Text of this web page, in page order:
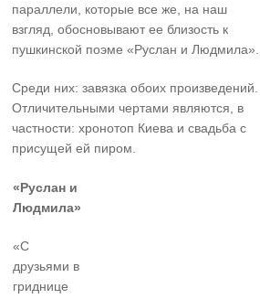
параллели, которые все же, на наш
взгляд, обосновывают ее близость к
пушкинской поэме «Руслан и Людмила».
Среди них: завязка обоих произведений.
Отличительными чертами являются, в
частности: хронотоп Киева и свадьба с
присущей ей пиром.
«Руслан и
Людмила»
«С
друзьями в
гриднице